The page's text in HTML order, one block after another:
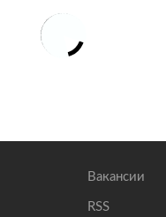
Вакансии
RSS